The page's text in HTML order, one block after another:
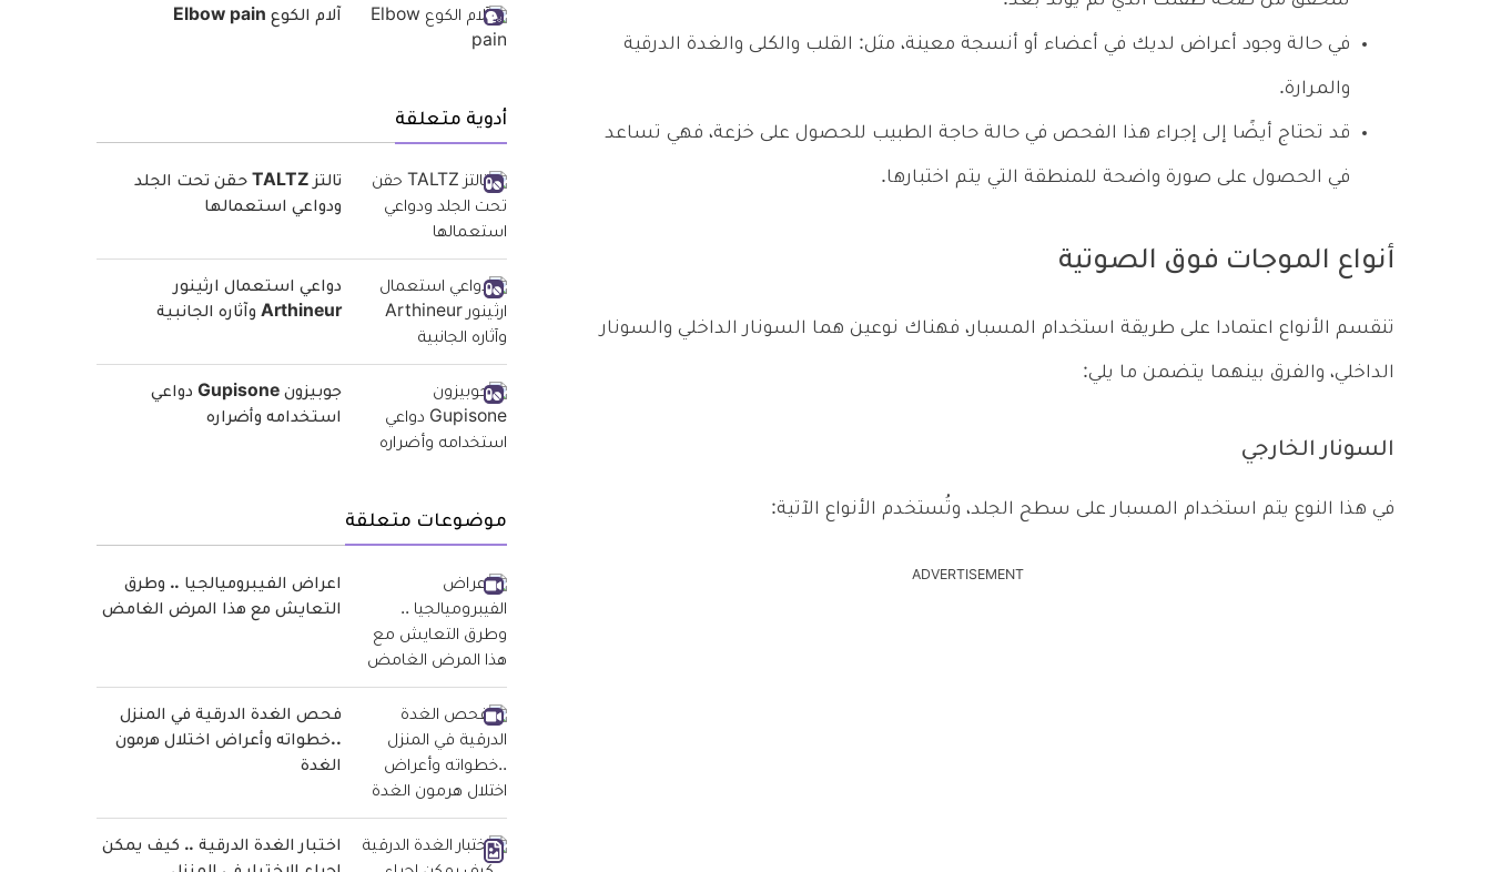
في حالة وجود أعراض لديك في أعضاء أو أنسجة معينة، مثل: القلب والكلى والغدة الدرقية
والمرارة.
قد تحتاج أيضًا إلى إجراء هذا الفحص في حالة حاجة الطبيب للحصول على خزعة، فهي تساعد
في الحصول على صورة واضحة للمنطقة التي يتم اختبارها.
أنواع الموجات فوق الصوتية
تنقسم الأنواع اعتمادا على طريقة استخدام المسبار، فهناك نوعين هما السونار الداخلي والسونار
الداخلي، والفرق بينهما يتضمن ما يلي:
السونار الخارجي
في هذا النوع يتم استخدام المسبار على سطح الجلد، وتُستخدم الأنواع الآتية:
ADVERTISEMENT
آلام الكوع Elbow pain
أدوية متعلقة
تالتز TALTZ حقن تحت الجلد
ودواعي استعمالها
دواعي استعمال ارثينور
Arthineur وآثاره الجانبية
جوبيزون Gupisone دواعي
استخدامه وأضراره
موضوعات متعلقة
اعراض الفيبروميالجيا .. وطرق
التعايش مع هذا المرض الغامض
فحص الغدة الدرقية في المنزل
..خطواته وأعراض اختلال هرمون
الغدة
اختبار الغدة الدرقية .. كيف يمكن